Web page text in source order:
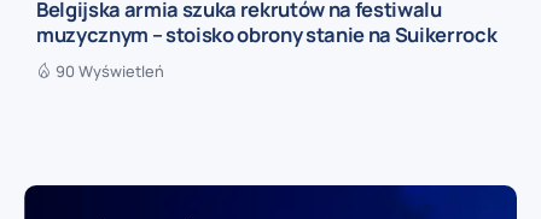
Belgijska armia szuka rekrutów na festiwalu
muzycznym – stoisko obrony stanie na Suikerrock
90 Wyświetleń